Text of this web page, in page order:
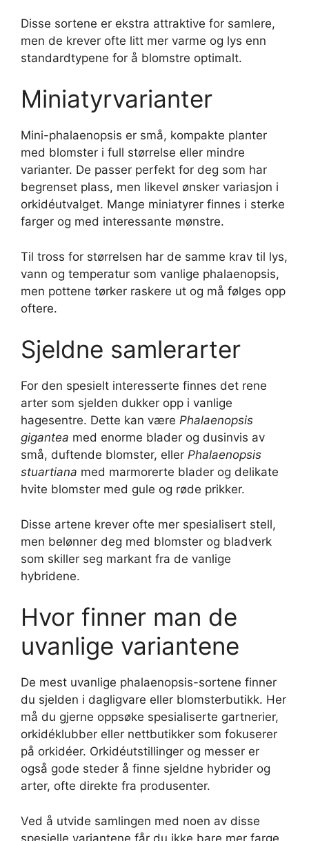
Disse sortene er ekstra attraktive for samlere,
men de krever ofte litt mer varme og lys enn
standardtypene for å blomstre optimalt.
Miniatyrvarianter
Mini-phalaenopsis er små, kompakte planter
med blomster i full størrelse eller mindre
varianter. De passer perfekt for deg som har
begrenset plass, men likevel ønsker variasjon i
orkidéutvalget. Mange miniatyrer finnes i sterke
farger og med interessante mønstre.
Til tross for størrelsen har de samme krav til lys,
vann og temperatur som vanlige phalaenopsis,
men pottene tørker raskere ut og må følges opp
oftere.
Sjeldne samlerarter
For den spesielt interesserte finnes det rene
arter som sjelden dukker opp i vanlige
hagesentre. Dette kan være Phalaenopsis
gigantea med enorme blader og dusinvis av
små, duftende blomster, eller Phalaenopsis
stuartiana med marmorerte blader og delikate
hvite blomster med gule og røde prikker.
Disse artene krever ofte mer spesialisert stell,
men belønner deg med blomster og bladverk
som skiller seg markant fra de vanlige
hybridene.
Hvor finner man de
uvanlige variantene
De mest uvanlige phalaenopsis-sortene finner
du sjelden i dagligvare eller blomsterbutikk. Her
må du gjerne oppsøke spesialiserte gartnerier,
orkidéklubber eller nettbutikker som fokuserer
på orkidéer. Orkidéutstillinger og messer er
også gode steder å finne sjeldne hybrider og
arter, ofte direkte fra produsenter.
Ved å utvide samlingen med noen av disse
spesielle variantene får du ikke bare mer farge